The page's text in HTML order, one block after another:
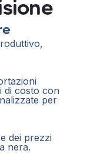
di costo con
per
dei prezzi
nera.